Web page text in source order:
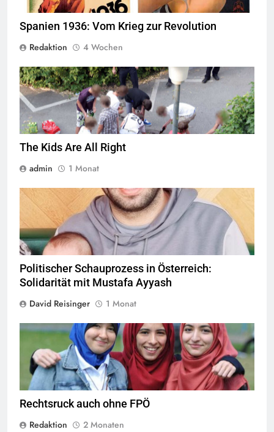
Spanien 1936: Vom Krieg zur Revolution
Redaktion
4 Wochen
Jugendliche verlieren im öffentlichen Raum zunehmend ihre
Freiheiten,Quelle © Armin KübelbeckCC-BY-SA-3.0
The Kids Are All Right
admin
1 Monat
© Twitter Mustafa ayyash
Politischer Schauprozess in Österreich:
Solidarität mit Mustafa Ayyash
David Reisinger
1 Monat
Das Kopftuchverbot hat nur den Zweck Muslime zu stigmatisieren,
Quelle©CC-BY-2.0
Rechtsruck auch ohne FPÖ
Redaktion
2 Monaten